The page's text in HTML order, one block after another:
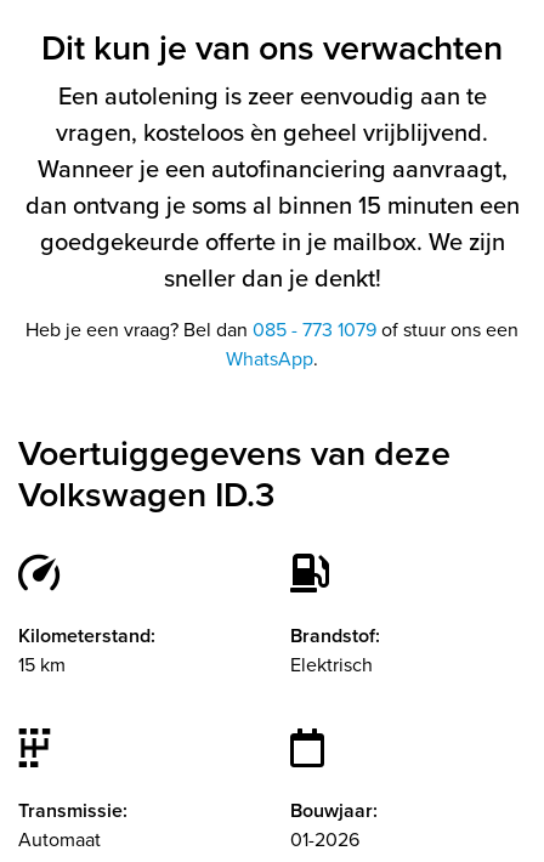
Dit kun je van ons verwachten
Een autolening is zeer eenvoudig aan te
vragen, kosteloos èn geheel vrijblijvend.
Wanneer je een autofinanciering aanvraagt,
dan ontvang je soms al binnen 15 minuten een
goedgekeurde offerte in je mailbox. We zijn
sneller dan je denkt!
Heb je een vraag? Bel dan 085 - 773 1079of stuur ons een
WhatsApp.
Voertuiggegevens van deze
Volkswagen ID.3
Kilometerstand:
15 km
Brandstof:
Elektrisch
Transmissie:
Automaat
Bouwjaar:
01-2026